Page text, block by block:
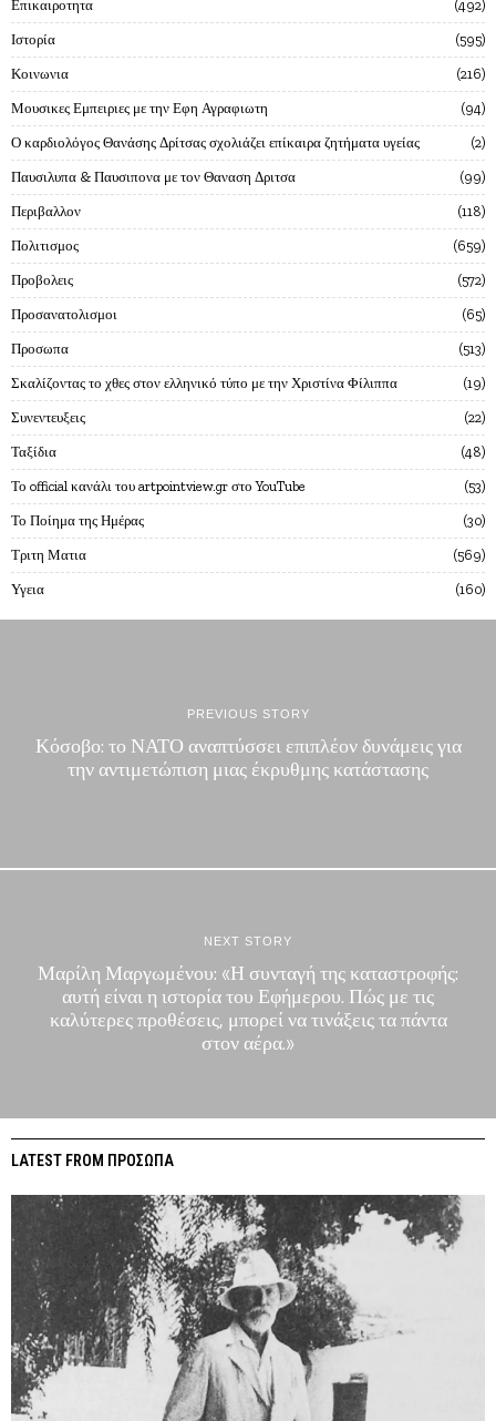
Επικαιροτητα 492
Ιστορία 595
Κοινωνια 216
Μουσικες Εμπειριες με την Εφη Αγραφιωτη 94
Ο καρδιολόγος Θανάσης Δρίτσας σχολιάζει επίκαιρα ζητήματα υγείας 2
Παυσιλυπα & Παυσιπονα με τον Θαναση Δριτσα 99
Περιβαλλον 118
Πολιτισμος 659
Προβολεις 572
Προσανατολισμοι 65
Προσωπα 513
Σκαλίζοντας το χθες στον ελληνικό τύπο με την Χριστίνα Φίλιππα 19
Συνεντευξεις 22
Ταξίδια 48
Το official κανάλι του artpointview.gr στο YouTube 53
Το Ποίημα της Ημέρας 30
Τριτη Ματια 569
Υγεια 160
PREVIOUS STORY
Κόσοβο: το ΝΑΤΟ αναπτύσσει επιπλέον δυνάμεις για
την αντιμετώπιση μιας έκρυθμης κατάστασης
NEXT STORY
Μαρίλη Μαργωμένου: «Η συνταγή της καταστροφής:
αυτή είναι η ιστορία του Εφήμερου. Πώς με τις
καλύτερες προθέσεις, μπορεί να τινάξεις τα πάντα
στον αέρα.»
LATEST FROM ΠΡΟΣΩΠΑ